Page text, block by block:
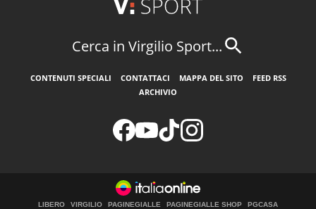
Cerca in Virgilio Sport...
CONTENUTI SPECIALI CONTATTACI MAPPA DEL SITO
FEED RSS
ARCHIVIO
LIBERO VIRGILIO PAGINEGIALLE PAGINEGIALLE SHOP PGCASA